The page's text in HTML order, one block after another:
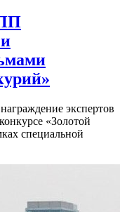
экспертов
«Золотой
специальной